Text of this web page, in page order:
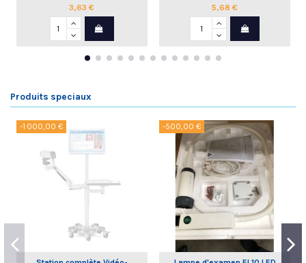
3,63 € 5,68 €
Produits speciaux
-1 000,00 € -500,00 €